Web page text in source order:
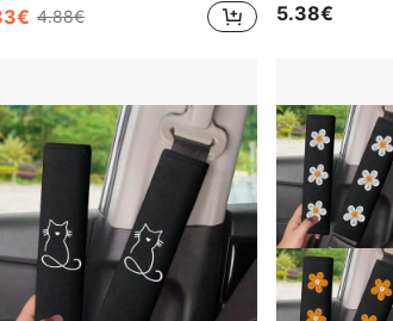
4.88€ 5.38€